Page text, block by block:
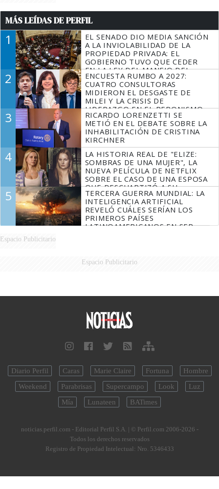
MÁS LEÍDAS DE PERFIL
1
EL SENADO DIO MEDIA SANCIÓN
A LA INVIOLABILIDAD DE LA
PROPIEDAD PRIVADA: EL
GOBIERNO TUVO QUE CEDER
EN LA LEY DEL MANEJO DEL
FUEGO
2
ENCUESTA RUMBO A 2027:
CUATRO CONSULTORAS
MIDIERON EL DESGASTE DE
MILEI Y LA CRISIS DE
LIDERAZGO EN EL PERONISMO
3
RICARDO LORENZETTI SE
METIÓ EN EL DEBATE SOBRE LA
INHABILITACIÓN DE CRISTINA
KIRCHNER
4
LA HISTORIA REAL DE "ELIZE:
SOMBRAS DE UNA MUJER", LA
NUEVA PELÍCULA DE NETFLIX
SOBRE EL CASO DE UNA ESPOSA
QUE DESCUARTIZÓ A SU
MARIDO
5
TERCERA GUERRA MUNDIAL: LA
INTELIGENCIA ARTIFICIAL
REVELÓ CUÁLES SERÍAN LOS
PRIMEROS PAÍSES
LATINOAMERICANOS EN SER
Espacio Publicitario
Espacio Publicitario
Diario Perfil Caras Marie Claire Fortuna
Hombre
Weekend
Parabrisas Supercampo Look
Luz
Mía
Lunateen BATimes
noticias.perfil.com - Editorial Perfil S.A. | © Perfil.com 2006-2026 -
Todos los derechos reservados
Registro de Propiedad Intelectual: Nro. 5346433